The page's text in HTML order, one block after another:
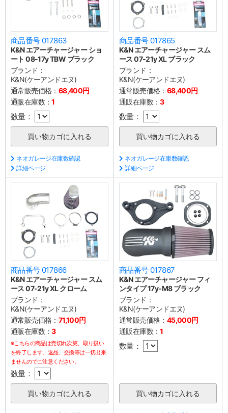
商品番号 017863
K&N エアーチャージャー ショ
ート 08-17y TBW ブラック
ブランド：
K&N(ケーアンドエヌ)
通常販売価格： 68,400円
通販在庫数：1
数量：
ネオガレージ在庫数確認
詳細ページ
商品番号 017865
K&N エアーチャージャー スム
ース 07-21y XL ブラック
ブランド：
K&N(ケーアンドエヌ)
通常販売価格： 68,400円
通販在庫数：3
数量：
ネオガレージ在庫数確認
詳細ページ
商品番号 017866
K&N エアーチャージャー スム
ース 07-21y XL クローム
ブランド：
K&N(ケーアンドエヌ)
通常販売価格： 71,100円
通販在庫数：3
※こちらの商品は売切れ次第、取り扱い
を終了します。返品、交換等は一切出来
ませんのでご注意ください。
数量：
商品番号 017867
K&N エアーチャージャー フィ
ンタイプ 17y-M8 ブラック
ブランド：
K&N(ケーアンドエヌ)
通常販売価格： 45,000円
通販在庫数：1
数量：